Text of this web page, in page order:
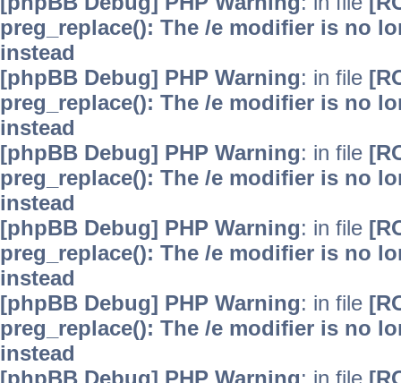
preg_replace(): The /e modifier is no
instead
[phpBB Debug] PHP Warning: in file
preg_replace(): The /e modifier is no
instead
[phpBB Debug] PHP Warning: in file
preg_replace(): The /e modifier is no
instead
[phpBB Debug] PHP Warning: in file
preg_replace(): The /e modifier is no
instead
[phpBB Debug] PHP Warning: in file
preg_replace(): The /e modifier is no
instead
[phpBB Debug] PHP Warning: in file